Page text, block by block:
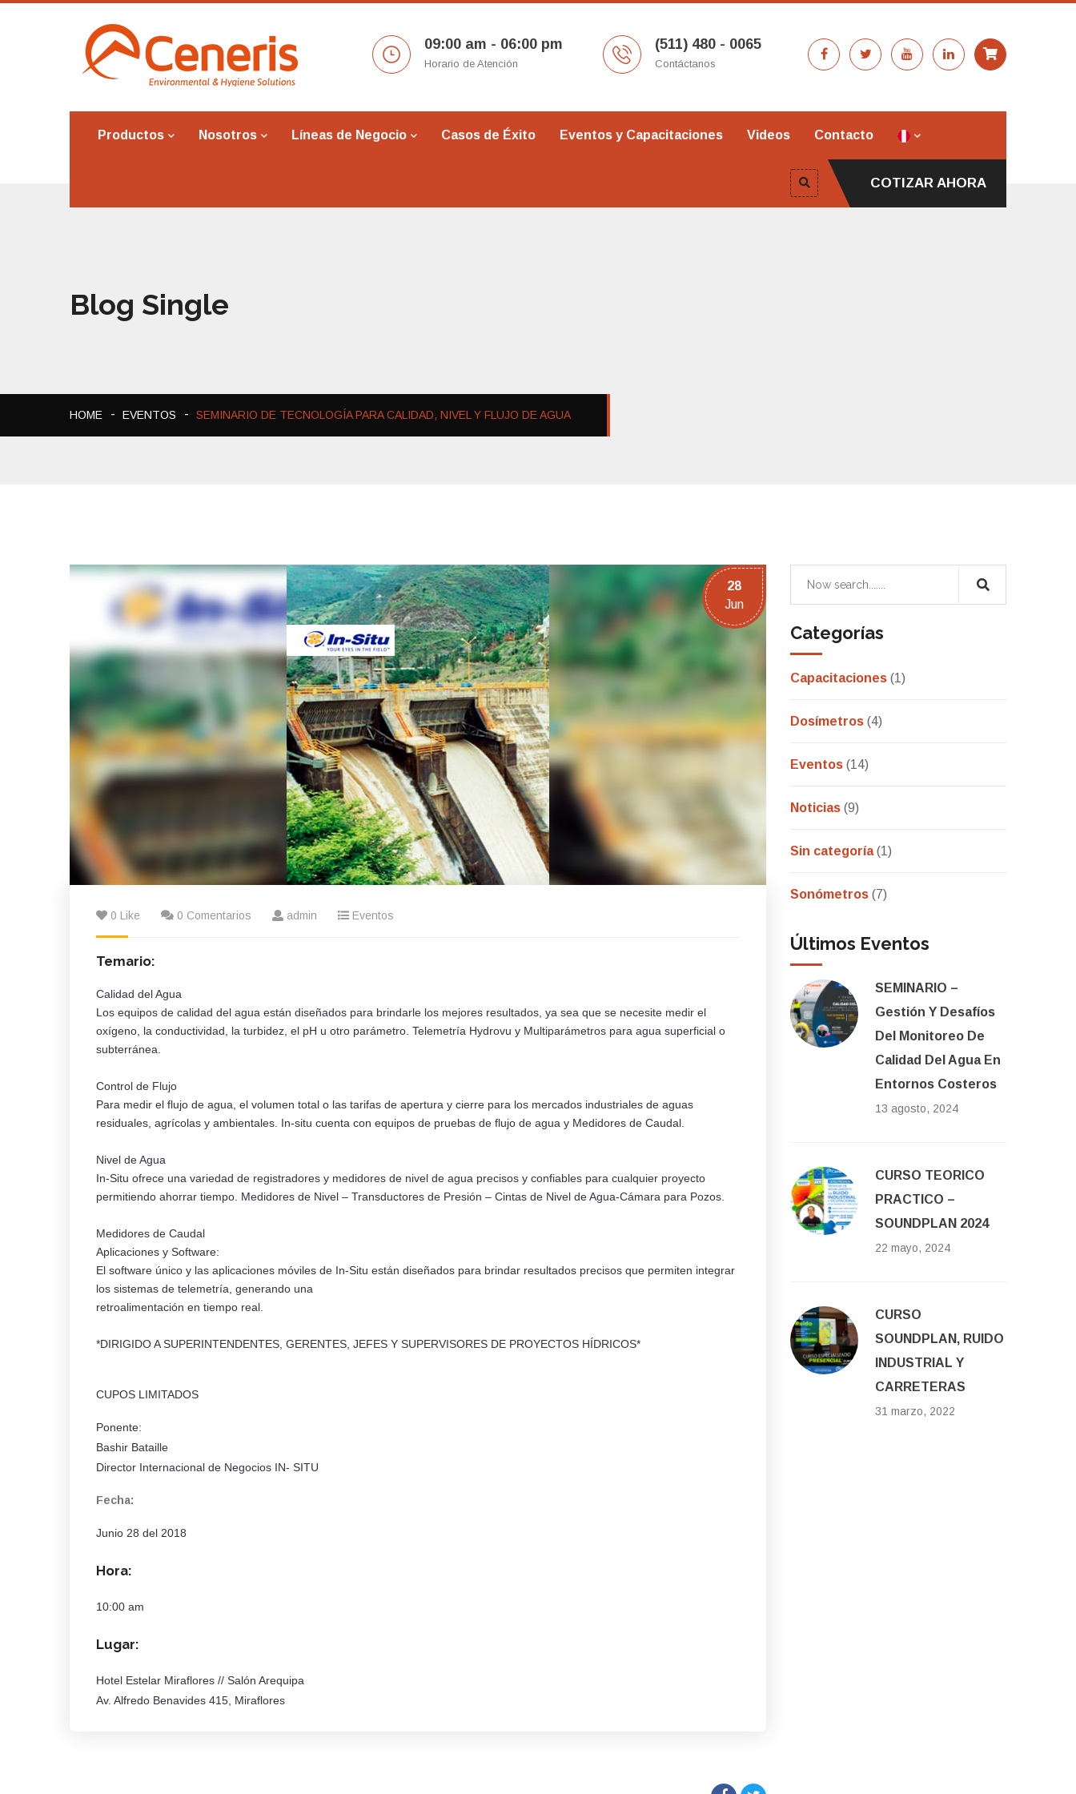
09:00 am - 06:00 pm
Horario de Atención
(511) 480 - 0065
Contáctanos
Productos Nosotros Líneas de Negocio Casos de Éxito Eventos y Capacitaciones Videos Contacto
COTIZAR AHORA
Blog Single
HOME EVENTOS SEMINARIO DE TECNOLOGÍA PARA CALIDAD, NIVEL Y FLUJO DE AGUA
28
Jun
0 Like 0 Comentarios admin Eventos
Temario:
Calidad del Agua
Los equipos de calidad del agua están diseñados para brindarle los mejores resultados, ya sea que se necesite medir el
oxígeno, la conductividad, la turbidez, el pH u otro parámetro. Telemetría Hydrovu y Multiparámetros para agua superficial o
subterránea.
Control de Flujo
Para medir el flujo de agua, el volumen total o las tarifas de apertura y cierre para los mercados industriales de aguas
residuales, agrícolas y ambientales. In-situ cuenta con equipos de pruebas de flujo de agua y Medidores de Caudal.
Nivel de Agua
In-Situ ofrece una variedad de registradores y medidores de nivel de agua precisos y confiables para cualquier proyecto
permitiendo ahorrar tiempo. Medidores de Nivel – Transductores de Presión – Cintas de Nivel de Agua-Cámara para Pozos.
Medidores de Caudal
Aplicaciones y Software:
El software único y las aplicaciones móviles de In-Situ están diseñados para brindar resultados precisos que permiten integrar
los sistemas de telemetría, generando una
retroalimentación en tiempo real.
*DIRIGIDO A SUPERINTENDENTES, GERENTES, JEFES Y SUPERVISORES DE PROYECTOS HÍDRICOS*
CUPOS LIMITADOS
Ponente:
Bashir Bataille
Director Internacional de Negocios IN- SITU
Fecha:
Junio 28 del 2018
Hora:
10:00 am
Lugar:
Hotel Estelar Miraflores // Salón Arequipa
Av. Alfredo Benavides 415, Miraflores
Categorías
Capacitaciones (1)
Dosímetros (4)
Eventos (14)
Noticias (9)
Sin categoría(1)
Sonómetros (7)
Últimos Eventos
SEMINARIO –
Gestión Y Desafíos
Del Monitoreo De
Calidad Del Agua En
Entornos Costeros
13 agosto, 2024
CURSO TEORICO
PRACTICO –
SOUNDPLAN 2024
22 mayo, 2024
CURSO
SOUNDPLAN, RUIDO
INDUSTRIAL Y
CARRETERAS
31 marzo, 2022